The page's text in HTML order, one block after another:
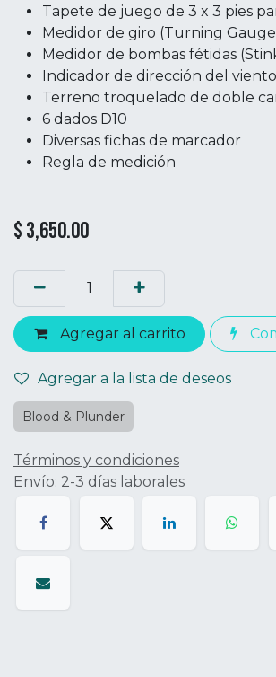
Tapete de juego de 3 x 3 pies
Medidor de giro (Turning
Medidor de bombas fétidas
Indicador de dirección del viento
Terreno troquelado de doble
6 dados D10
Diversas fichas de marcador
Regla de medición
$3,650.00
Agregar al carrito
Agregar a la lista de deseos
Blood & Plunder
Términos y condiciones
Envío: 2-3 días laborales